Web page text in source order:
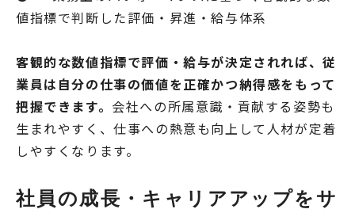
値指標で判断した評価・昇進・給与体系
客観的な数値指標で評価・給与が決定されれば、従
業員は自分の仕事の価値を正確かつ納得感をもって
把握できます。 会社への所属意識・貢献する姿勢も
生まれやすく、仕事への熱意も向上して人材が定着
しやすくなります。
社員の成長・キャリアアップをサ